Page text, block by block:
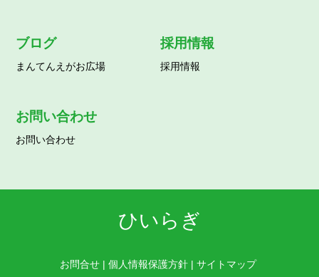
ブログ
まんてんえがお広場
採用情報
採用情報
お問い合わせ
お問い合わせ
ひいらぎ
お問合せ | 個人情報保護方針 | サイトマップ